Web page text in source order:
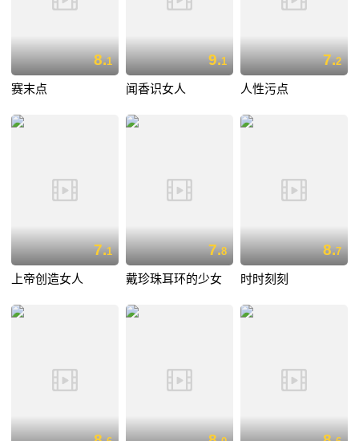
8.1
赛末点
9.1
闻香识女人
7.2
人性污点
7.1
上帝创造女人
7.8
戴珍珠耳环的少女
8.7
时时刻刻